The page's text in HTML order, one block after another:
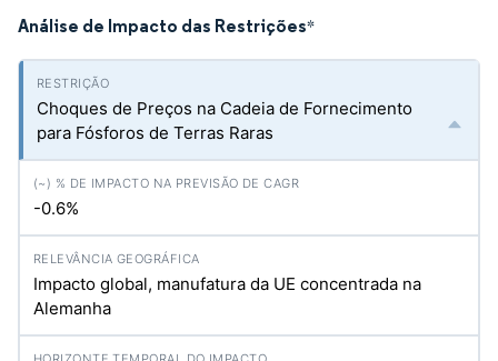
Análise de Impacto das Restrições*
Choques de Preços na Cadeia de Fornecimento
para Fósforos de Terras Raras
-0.6%
Impacto global, manufatura da UE concentrada na
Alemanha